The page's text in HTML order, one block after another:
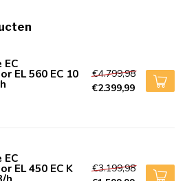
EC
EL 560 EC 10
€4.799,98
€2.399,99
EC
EL 450 EC K
€3.199,98